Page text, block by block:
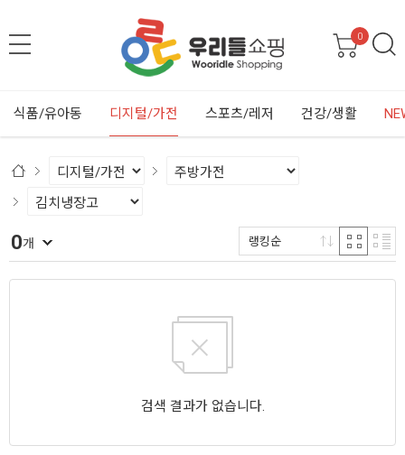
0
식품/유아동 디지털/가전 스포츠/레저 건강/생활
0개 랭킹순
검색 결과가 없습니다.